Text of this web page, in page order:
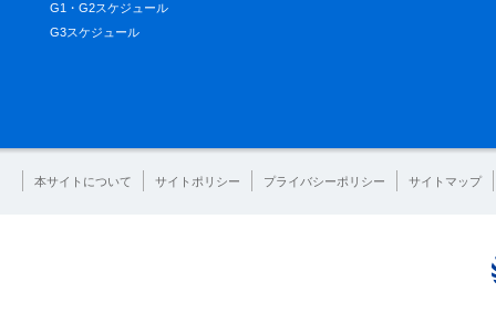
G1・G2スケジュール
G3スケジュール
本サイトについて サイトポリシー プライバシーポリシー サイトマップ